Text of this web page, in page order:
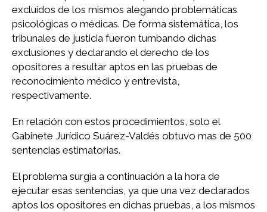
excluidos de los mismos alegando problemáticas
psicológicas o médicas. De forma sistemática, los
tribunales de justicia fueron tumbando dichas
exclusiones y declarando el derecho de los
opositores a resultar aptos en las pruebas de
reconocimiento médico y entrevista,
respectivamente.
En relación con estos procedimientos, solo el
Gabinete Jurídico Suárez-Valdés obtuvo mas de 500
sentencias estimatorias.
El problema surgía a continuación a la hora de
ejecutar esas sentencias, ya que una vez declarados
aptos los opositores en dichas pruebas, a los mismos